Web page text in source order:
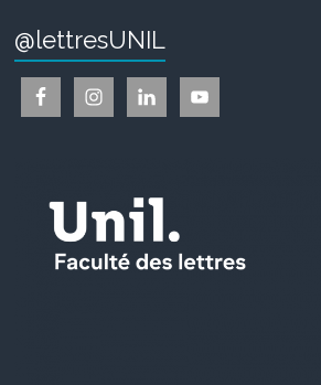
@lettresUNIL